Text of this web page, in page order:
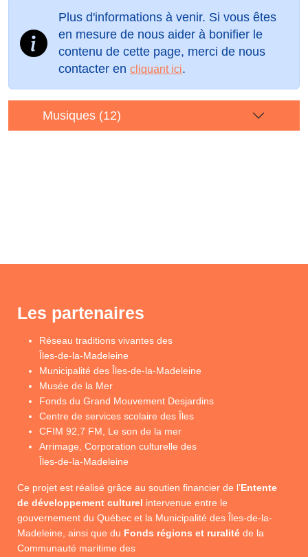
Plus d'informations à venir. Si vous êtes
en mesure de nous aider à bonifier le
contenu de cette page, merci de nous
contacter en cliquant ici.
Musiques (12)
Les partenaires
Réseau traditions vivantes des
Îles-de-la-Madeleine
Municipalité des Îles-de-la-Madeleine
Musée de la Mer
Fonds du Grand Mouvement Desjardins
Centre de services scolaire des Îles
CFIM 92,7 FM, Le son de la mer
Arrimage, Corporation culturelle des
Îles-de-la-Madeleine
Ce projet est réalisé grâce au soutien financier de l’Entente
de développement culturel intervenue entre le
gouvernement du Québec et la Municipalité des Îles-de-la-
Madeleine, ainsi que du Fonds régions et ruralité de la
Communauté maritime des